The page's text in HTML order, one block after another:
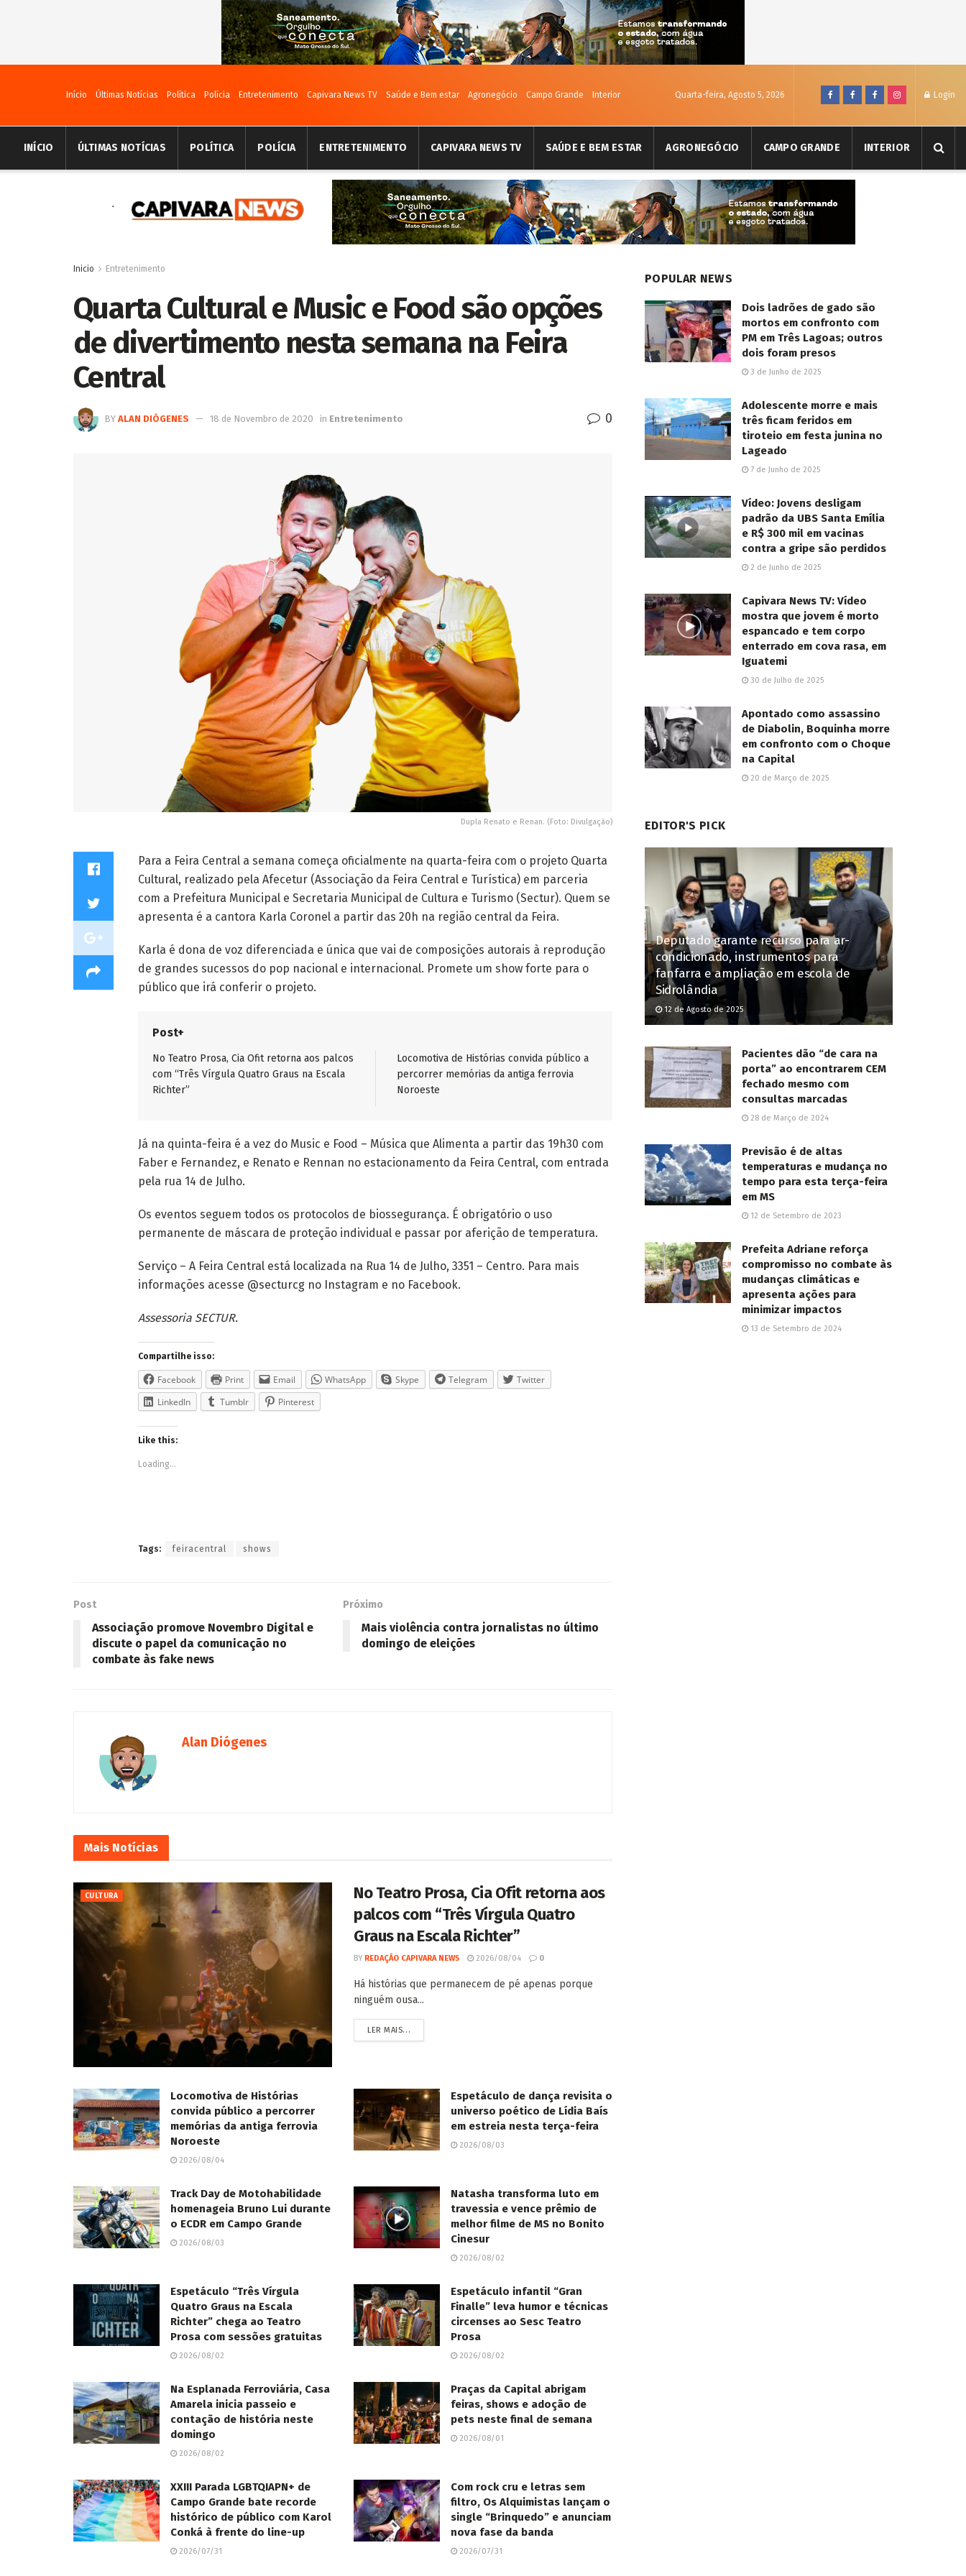
Início Últimas Notícias Política Polícia Entretenimento Capivara News TV Saúde e Bem estar Agronegócio Campo Grande Interior Quarta-feira, Agosto 5, 2026 Login
INÍCIO ÚLTIMAS NOTÍCIAS POLÍTICA POLÍCIA ENTRETENIMENTO CAPIVARA NEWS TV SAÚDE E BEM ESTAR AGRONEGÓCIO CAMPO GRANDE INTERIOR
Inicio Entretenimento
Quarta Cultural e Music e Food são opções
de divertimento nesta semana na Feira
Central
BY ALAN DIÓGENES 18 de Novembro de 2020 in Entretenimento 0
Dupla Renato e Renan. (Foto: Divulgação)
Para a Feira Central a semana começa oficialmente na quarta-feira com o projeto Quarta
Cultural, realizado pela Afecetur (Associação da Feira Central e Turística) em parceria
com a Prefeitura Municipal e Secretaria Municipal de Cultura e Turismo (Sectur). Quem se
apresenta é a cantora Karla Coronel a partir das 20h na região central da Feira.
Karla é dona de voz diferenciada e única que vai de composições autorais à reprodução
de grandes sucessos do pop nacional e internacional. Promete um show forte para o
público que irá conferir o projeto.
Post+
No Teatro Prosa, Cia Ofit retorna aos palcos
com “Três Vírgula Quatro Graus na Escala
Richter”
Locomotiva de Histórias convida público a
percorrer memórias da antiga ferrovia
Noroeste
Já na quinta-feira é a vez do Music e Food – Música que Alimenta a partir das 19h30 com
Faber e Fernandez, e Renato e Rennan no estacionamento da Feira Central, com entrada
pela rua 14 de Julho.
Os eventos seguem todos os protocolos de biossegurança. É obrigatório o uso
permanente de máscara de proteção individual e passar por aferição de temperatura.
Serviço – A Feira Central está localizada na Rua 14 de Julho, 3351 – Centro. Para mais
informações acesse @secturcg no Instagram e no Facebook.
Assessoria SECTUR.
Compartilhe isso:
Facebook Print Email WhatsApp Skype Telegram
Twitter
LinkedIn
Tumblr Pinterest
Like this:
Loading...
Tags: feiracentral shows
Post
Associação promove Novembro Digital e
discute o papel da comunicação no
combate às fake news
Próximo
Mais violência contra jornalistas no último
domingo de eleições
Alan Diógenes
Mais Notícias
CULTURA
No Teatro Prosa, Cia Ofit retorna aos
palcos com “Três Vírgula Quatro
Graus na Escala Richter”
BY REDAÇÃO CAPIVARA NEWS 2026/08/04 0
Há histórias que permanecem de pé apenas porque
ninguém ousa...
LER MAIS...
Locomotiva de Histórias
convida público a percorrer
memórias da antiga ferrovia
Noroeste
2026/08/04
Espetáculo de dança revisita o
universo poético de Lídia Baís
em estreia nesta terça-feira
2026/08/03
Track Day de Motohabilidade
homenageia Bruno Lui durante
o ECDR em Campo Grande
2026/08/03
Natasha transforma luto em
travessia e vence prêmio de
melhor filme de MS no Bonito
Cinesur
2026/08/02
Espetáculo “Três Vírgula
Quatro Graus na Escala
Richter” chega ao Teatro
Prosa com sessões gratuitas
2026/08/02
Espetáculo infantil “Gran
Finalle” leva humor e técnicas
circenses ao Sesc Teatro
Prosa
2026/08/02
Na Esplanada Ferroviária, Casa
Amarela inicia passeio e
contação de história neste
domingo
2026/08/02
Praças da Capital abrigam
feiras, shows e adoção de
pets neste final de semana
2026/08/01
XXIII Parada LGBTQIAPN+ de
Campo Grande bate recorde
histórico de público com Karol
Conká à frente do line-up
2026/07/31
Com rock cru e letras sem
filtro, Os Alquimistas lançam o
single “Brinquedo” e anunciam
nova fase da banda
2026/07/31
POPULAR NEWS
Dois ladrões de gado são
mortos em confronto com
PM em Três Lagoas; outros
dois foram presos
3 de Junho de 2025
Adolescente morre e mais
três ficam feridos em
tiroteio em festa junina no
Lageado
7 de Junho de 2025
Vídeo: Jovens desligam
padrão da UBS Santa Emília
e R$ 300 mil em vacinas
contra a gripe são perdidos
2 de Junho de 2025
Capivara News TV: Vídeo
mostra que jovem é morto
espancado e tem corpo
enterrado em cova rasa, em
Iguatemi
30 de Julho de 2025
Apontado como assassino
de Diabolin, Boquinha morre
em confronto com o Choque
na Capital
20 de Março de 2025
EDITOR'S PICK
Deputado garante recurso para ar-
condicionado, instrumentos para
fanfarra e ampliação em escola de
Sidrolândia
12 de Agosto de 2025
Pacientes dão “de cara na
porta” ao encontrarem CEM
fechado mesmo com
consultas marcadas
28 de Março de 2024
Previsão é de altas
temperaturas e mudança no
tempo para esta terça-feira
em MS
12 de Setembro de 2023
Prefeita Adriane reforça
compromisso no combate às
mudanças climáticas e
apresenta ações para
minimizar impactos
13 de Setembro de 2024